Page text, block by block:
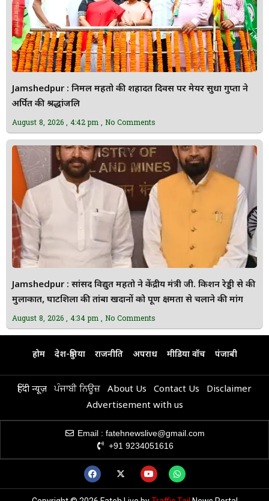
Jamshedpur : निर्मल महतो की शहादत दिवस पर मेयर सुधा गुप्ता ने
अर्पित की श्रद्धांजलि
August 8, 2026 4:42 pm No Comments
Jamshedpur : सांसद विद्युत महतो ने केंद्रीय मंत्री जी. किशन रेड्डी से की
मुलाकात, घाटशिला की तांबा खदानों को पूर्ण क्षमता से चलाने की मांग
August 8, 2026 4:34 pm No Comments
होम देश-दुनिया राजनीति अपराध मीडिया वॉच पंजाबी
हिंदी न्यूज़ ਪੰਜਾਬੀ ਨਿਊਜ਼ About Us Contact Us
Disclaimer
Advertisement with us
Email : fatehnewslive@gmail.com
+91 9234051616